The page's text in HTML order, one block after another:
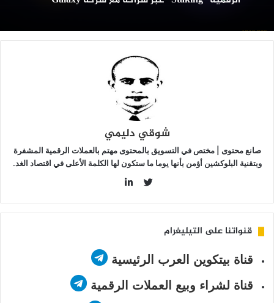
شراكة
مع
شوقي دليمي
صانع محتوى | مختص في التسويق بالمحتوى مهتم بالعملات الرقمية المشفرة
وبتقنية البلوكشين أؤمن بأنها يوما ما ستكون لها الكلمة الأعلى في اقتصاد الغد.
قنواتنا على التيليغرام
قناة بيتكوين العرب الرئيسية
قناة لشراء وبيع العملات الرقمية